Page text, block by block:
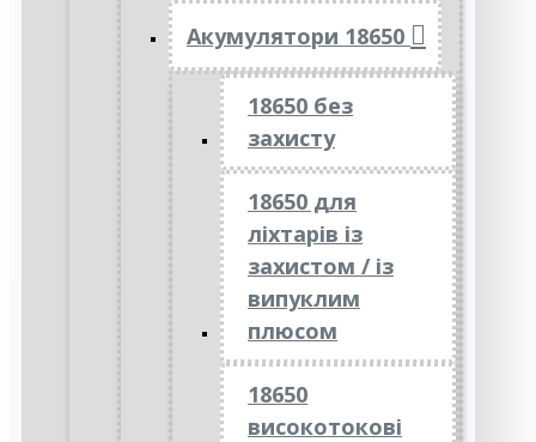
Акумулятори 18650
18650 без
захисту
18650 для
ліхтарів із
захистом / із
випуклим
плюсом
18650
високотокові